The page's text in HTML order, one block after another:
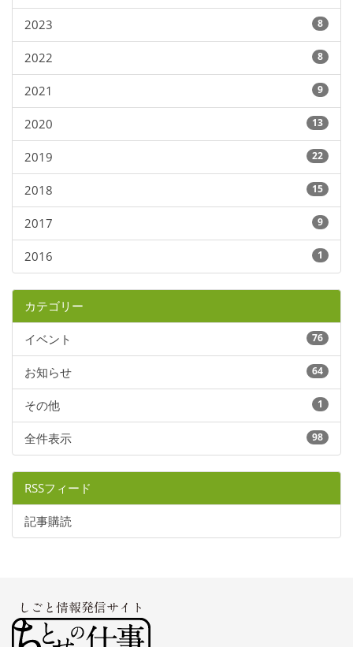
2023 8
2022 8
2021 9
2020 13
2019 22
2018 15
2017 9
2016 1
カテゴリー
イベント 76
お知らせ 64
その他 1
全件表示 98
RSSフィード
記事購読